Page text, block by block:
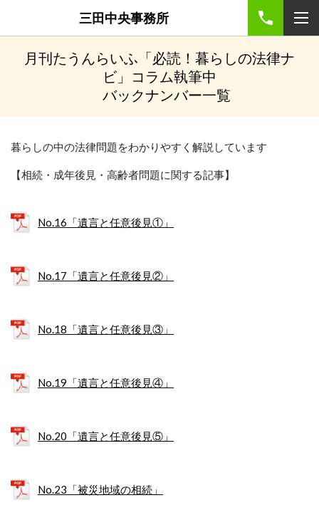
三田中央事務所
月刊たうんらいふ「必読！暮らしの法律ナ
ビ」コラム執筆中
バックナンバー一覧
暮らしの中の法律問題をわかりやすく解説しています
【相続・成年後見・高齢者問題に関する記事】
No.16「遺言と任意後見①」
No.17「遺言と任意後見②」
No.18「遺言と任意後見③」
No.19「遺言と任意後見④」
No.20「遺言と任意後見⑤」
No.23「被災地域の相続」